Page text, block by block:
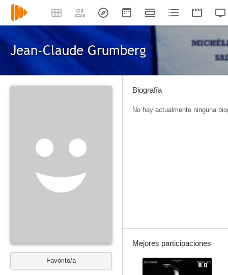
Jean-Claude Grumberg
Favorito/a
Biografía
No hay actualmente ninguna
Mejores participaciones
8.0